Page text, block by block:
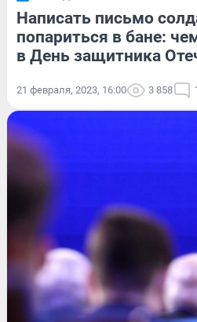
Написать письмо
попариться в бане:
в День защитника
21 февраля, 2023, 16:00 3 858